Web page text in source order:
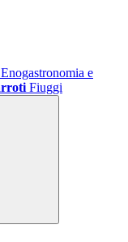
e
Fiuggi